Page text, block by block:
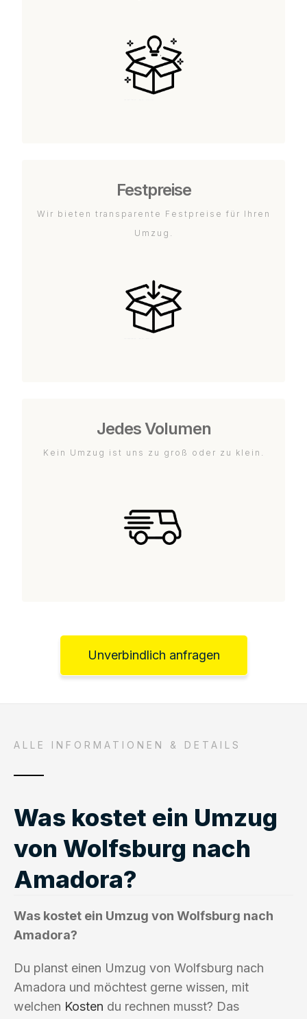
Festpreise
Wir bieten transparente Festpreise für Ihren
Umzug.
Jedes Volumen
Kein Umzug ist uns zu groß oder zu klein.
Unverbindlich anfragen
ALLE INFORMATIONEN & DETAILS
Was kostet ein Umzug
von Wolfsburg nach
Amadora?
Was kostet ein Umzug von Wolfsburg nach
Amadora?
Du planst einen Umzug von Wolfsburg nach
Amadora und möchtest gerne wissen, mit
welchen Kosten du rechnen musst? Das